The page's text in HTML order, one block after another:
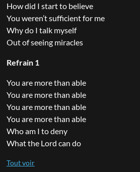
How did I start to believe
You weren’t sufficient for me
Why do I talk myself
Out of seeing miracles
Refrain 1
You are more than able
You are more than able
You are more than able
You are more than able
Who am I to deny
What the Lord can do